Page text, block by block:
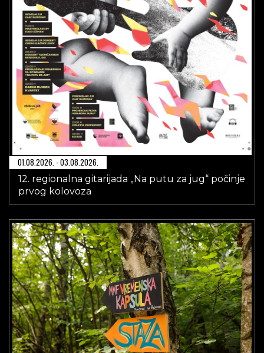
01.08.2026. - 03.08.2026.
12. regionalna gitarijada „Na putu za jug“ počinje
prvog kolovoza